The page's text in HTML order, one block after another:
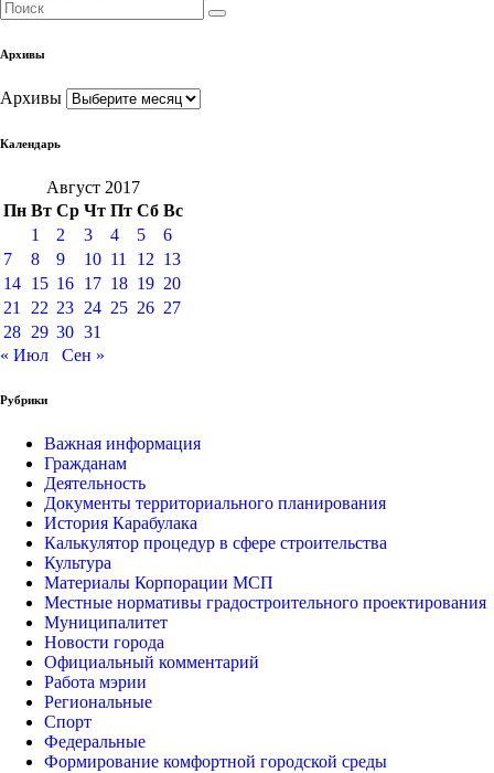
Архивы
Архивы
Календарь
Август 2017
Пн Вт Ср Чт Пт Сб Вс
1
2 3 4 5
6
7
8 9 10 11 12 13
14 15 16 17 18 19 20
21
22 23 24 25 26 27
28 29 30 31
« Июл
Сен »
Рубрики
Важная информация
Гражданам
Деятельность
Документы территориального планирования
История Карабулака
Калькулятор процедур в сфере строительства
Культура
Материалы Корпорации МСП
Местные нормативы градостроительного проектирования
Муниципалитет
Новости города
Официальный комментарий
Работа мэрии
Региональные
Спорт
Федеральные
Формирование комфортной городской среды